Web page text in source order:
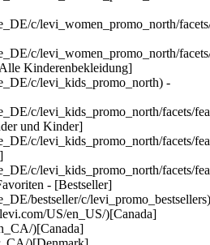
c/levi_women_promo_north/
c/levi_women_promo_north/
Kinderenbekleidung]
c/levi_kids_promo_north) -
c/levi_kids_promo_north/facets/
und Kinder]
c/levi_kids_promo_north/facets/
c/levi_kids_promo_north/facets/
- [Bestseller]
bestseller/c/levi_promo_bestsellers)
US/en_US/)[Canada]
)[Canada]